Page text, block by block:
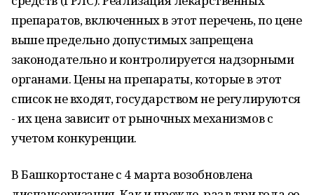
препаратов, включенных в этот перечень, по цене
выше предельно допустимых запрещена
законодательно и контролируется надзорными
органами. Цены на препараты, которые в этот
список не входят, государством не регулируются
- их цена зависит от рыночных механизмов с
учетом конкуренции.
В Башкортостане с 4 марта возобновлена